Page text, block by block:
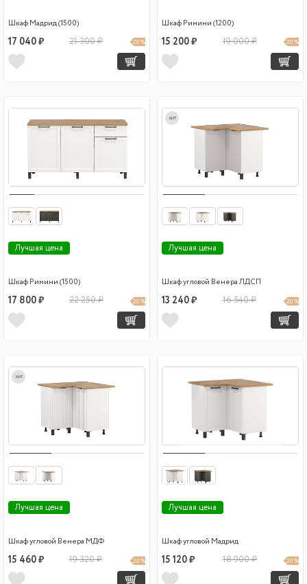
Шкаф Мадрид (1500)
17 040 ₽ 21 300 ₽ 20 %
Шкаф Римини (1200)
15 200 ₽ 19 000 ₽ 20 %
Лучшая цена
Шкаф Римини (1500)
17 800 ₽ 22 250 ₽ 20 %
хит
Лучшая цена
Шкаф угловой Венера ЛДСП
13 240 ₽ 16 540 ₽ 20 %
хит
Лучшая цена
Шкаф угловой Венера МДФ
15 460 ₽ 19 320 ₽ 20 %
Лучшая цена
Шкаф угловой Мадрид
15 120 ₽ 18 900 ₽ 20 %